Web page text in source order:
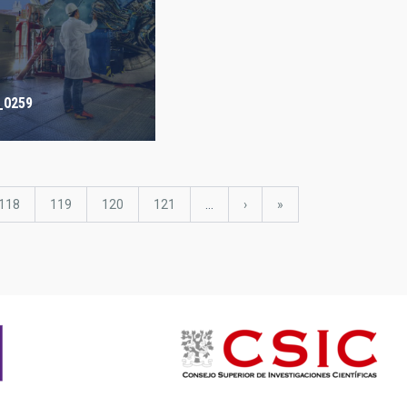
Page
118 Page
119 Page
120 Page
121
Next
›
last
»